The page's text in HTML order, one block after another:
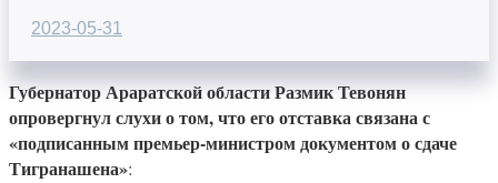
2023-05-31
Губернатор Араратской области Размик Тевонян
опровергнул слухи о том, что его отставка связана с
«подписанным премьер-министром документом о сдаче
Тигранашена»: